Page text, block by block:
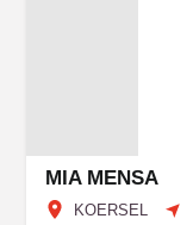
MIA MENSA
KOERSEL